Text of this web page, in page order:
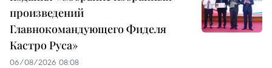
произведений
Главнокомандующего Фиделя
Кастро Руса»
06/08/2026 08:08